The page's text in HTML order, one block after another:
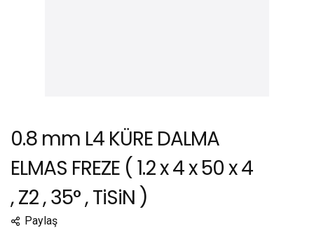
0.8 mm L4 KÜRE DALMA
ELMAS FREZE ( 1.2 x 4 x 50 x 4
, Z2 , 35° , TiSiN )
Paylaş